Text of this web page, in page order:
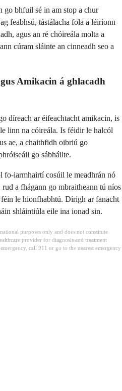
go bhfuil sé in am stop a chur
feabhsú, tástálacha fola a léiríonn
agus an ré chóireála molta a
cúram sláinte an cinneadh seo a
Amikacin á ghlacadh
díreach ar éifeachtacht amikacin, is
linn na cóireála. Is féidir le halcól
ae, a chaithfidh oibriú go
go sábháilte.
fo-iarmhairtí cosúil le meadhrán nó
rud a fhágann go mbraitheann tú níos
féin le hionfhabhtú. Dírigh ar fanacht
shláintiúla eile ina ionad sin.
purposes only and does not constitute
provider for diagnosis and treatment
call 911 or go to the nearest emergency